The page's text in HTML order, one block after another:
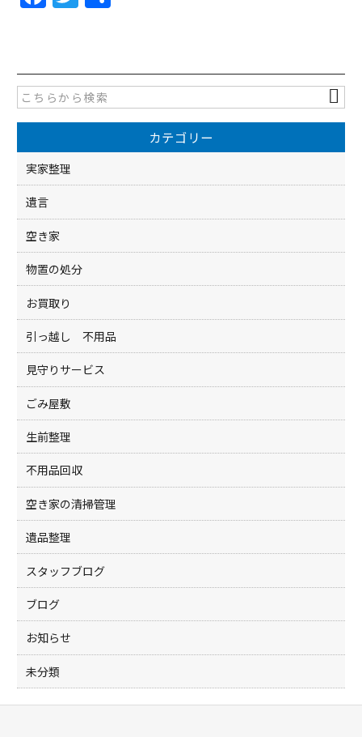
a
e
b
o
o
k
w
er
カテゴリー
実家整理
遺言
空き家
物置の処分
お買取り
引っ越し 不用品
見守りサービス
ごみ屋敷
生前整理
不用品回収
空き家の清掃管理
遺品整理
スタッフブログ
ブログ
お知らせ
未分類